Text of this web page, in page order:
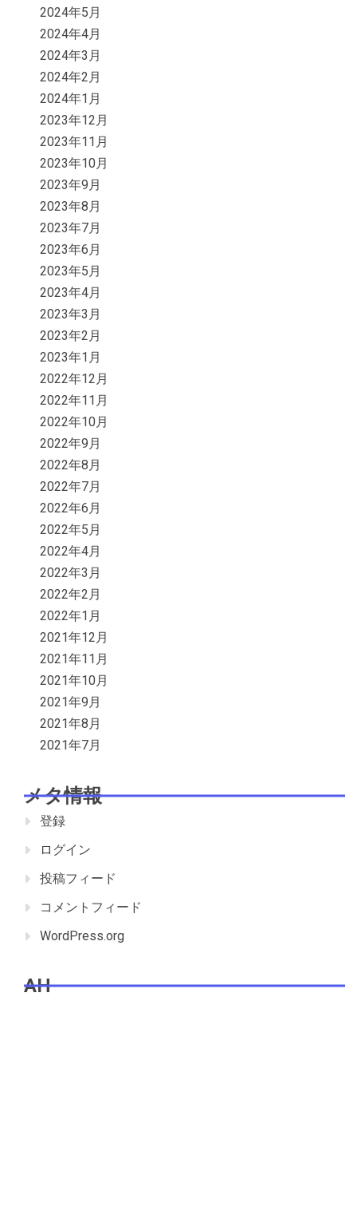
2024年5月
2024年4月
2024年3月
2024年2月
2024年1月
2023年12月
2023年11月
2023年10月
2023年9月
2023年8月
2023年7月
2023年6月
2023年5月
2023年4月
2023年3月
2023年2月
2023年1月
2022年12月
2022年11月
2022年10月
2022年9月
2022年8月
2022年7月
2022年6月
2022年5月
2022年4月
2022年3月
2022年2月
2022年1月
2021年12月
2021年11月
2021年10月
2021年9月
2021年8月
2021年7月
メタ情報
登録
ログイン
投稿フィード
コメントフィード
WordPress.org
AH